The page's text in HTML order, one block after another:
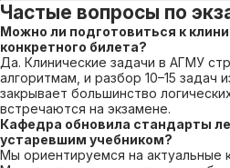
Частые вопросы по
Можно ли подготовиться к
конкретного билета?
Да. Клинические задачи в АГМУ
алгоритмам, и разбор 10–15 задач
закрывает большинство
встречаются на экзамене.
Кафедра обновила стандарты
устаревшим учебником?
Мы ориентируемся на актуальные